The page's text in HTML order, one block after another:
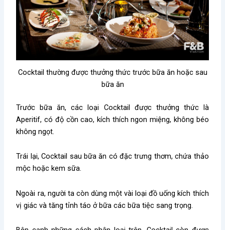
Cocktail thường được thưởng thức trước bữa ăn hoặc sau
bữa ăn
Trước bữa ăn, các loại Cocktail được thưởng thức là
Aperitif, có độ cồn cao, kích thích ngon miệng, không béo
không ngọt.
Trái lại, Cocktail sau bữa ăn có đặc trưng thơm, chứa thảo
mộc hoặc kem sữa.
Ngoài ra, người ta còn dùng một vài loại đồ uống kích thích
vị giác và tăng tỉnh táo ở bữa các bữa tiệc sang trọng.